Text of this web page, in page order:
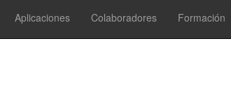
Aplicaciones Colaboradores Formación